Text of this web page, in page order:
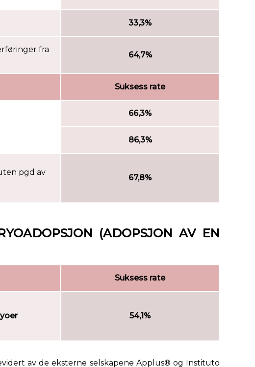
33,3%
fra
64,7%
Suksess rate
66,3%
86,3%
pgd av
67,8%
(ADOPSJON AV EN
Suksess rate
54,1%
av de eksterne selskapene Applus® og Instituto